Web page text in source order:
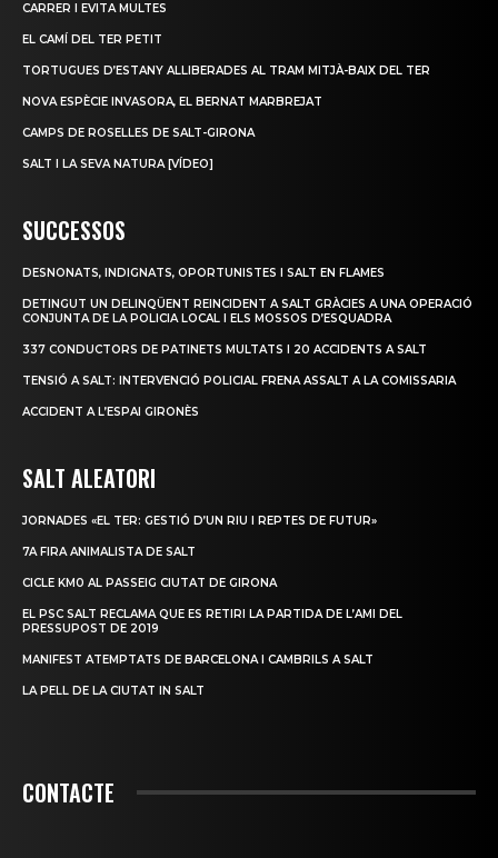
CARRER I EVITA MULTES
EL CAMÍ DEL TER PETIT
TORTUGUES D’ESTANY ALLIBERADES AL TRAM MITJÀ-BAIX DEL TER
NOVA ESPÈCIE INVASORA, EL BERNAT MARBREJAT
CAMPS DE ROSELLES DE SALT-GIRONA
SALT I LA SEVA NATURA [VÍDEO]
SUCCESSOS
DESNONATS, INDIGNATS, OPORTUNISTES I SALT EN FLAMES
DETINGUT UN DELINQÜENT REINCIDENT A SALT GRÀCIES A UNA OPERACIÓ
CONJUNTA DE LA POLICIA LOCAL I ELS MOSSOS D’ESQUADRA
337 CONDUCTORS DE PATINETS MULTATS I 20 ACCIDENTS A SALT
TENSIÓ A SALT: INTERVENCIÓ POLICIAL FRENA ASSALT A LA COMISSARIA
ACCIDENT A L’ESPAI GIRONÈS
SALT ALEATORI
JORNADES «EL TER: GESTIÓ D’UN RIU I REPTES DE FUTUR»
7A FIRA ANIMALISTA DE SALT
CICLE KM0 AL PASSEIG CIUTAT DE GIRONA
EL PSC SALT RECLAMA QUE ES RETIRI LA PARTIDA DE L’AMI DEL
PRESSUPOST DE 2019
MANIFEST ATEMPTATS DE BARCELONA I CAMBRILS A SALT
LA PELL DE LA CIUTAT IN SALT
CONTACTE